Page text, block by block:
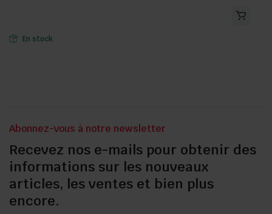
En stock
Abonnez-vous à notre newsletter
Recevez nos e-mails pour obtenir des
informations sur les nouveaux
articles, les ventes et bien plus
encore.